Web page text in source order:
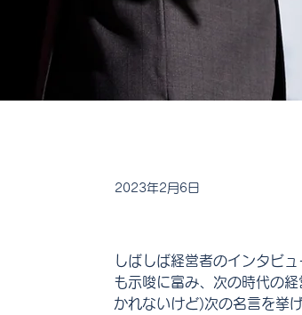
2023年2月6日
しばしば経営者のインタビ
も示唆に富み、次の時代の
かれないけど)次の名言を挙げ